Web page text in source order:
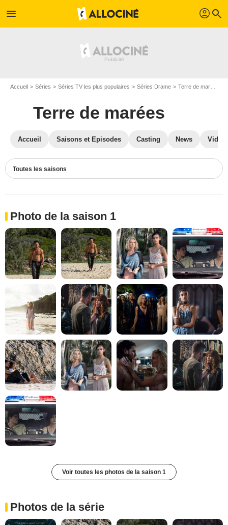
menu profil search
Accueil Séries Séries TV les plus populaires Séries Drame Terre de marées
Terre de marées
Accueil Saisons et Episodes Casting News
Toutes les saisons
Photo de la saison 1
Voir toutes les photos de la saison 1
Photos de la série